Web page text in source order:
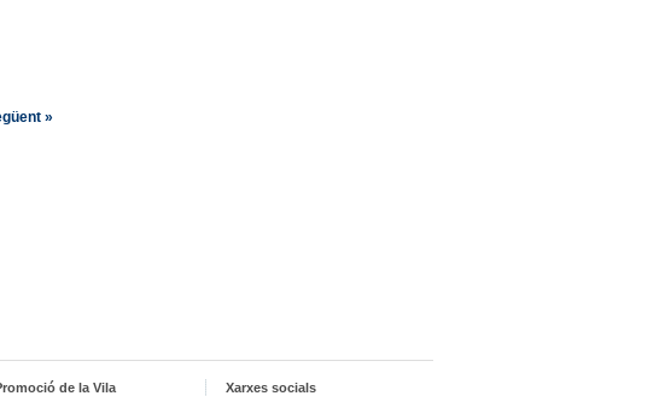
»
de la Vila Xarxes socials